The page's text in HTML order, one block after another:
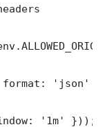
format: 'json'
'1m' }));